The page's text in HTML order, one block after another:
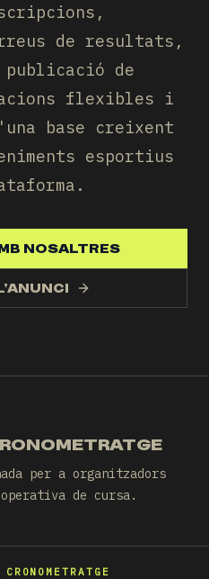
de resultats,
publicació de
flexibles i
base creixent
esportius
NOSALTRES
per a organitzadors
de cursa.